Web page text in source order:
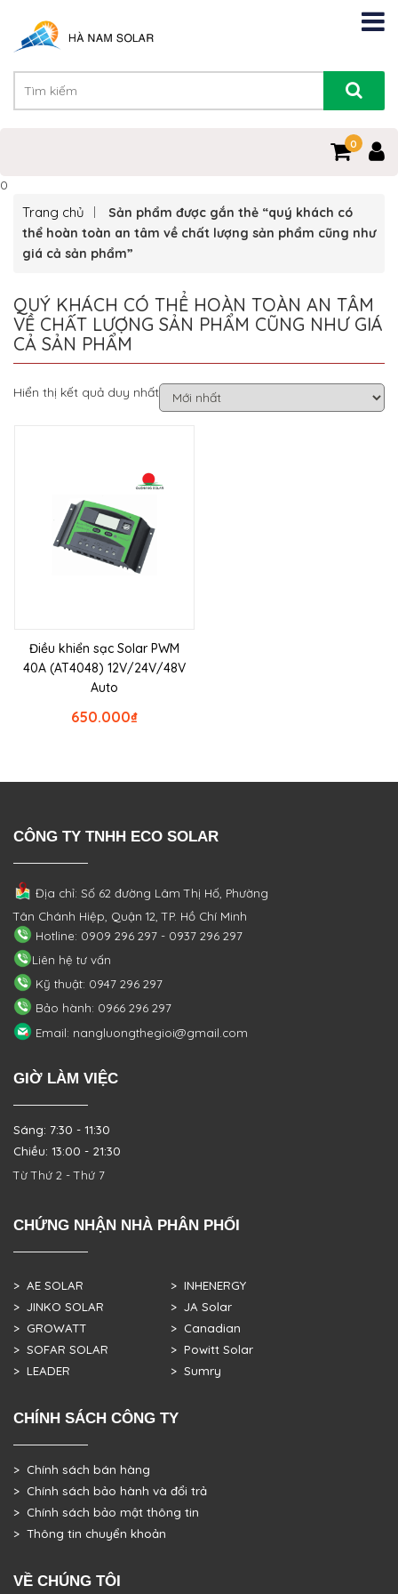
0
0
Trang chủ
Sản phẩm được gắn thẻ “quý khách có
thể hoàn toàn an tâm về chất lượng sản phẩm cũng như
giá cả sản phẩm”
QUÝ KHÁCH CÓ THỂ HOÀN TOÀN AN TÂM
VỀ CHẤT LƯỢNG SẢN PHẨM CŨNG NHƯ GIÁ
CẢ SẢN PHẨM
Hiển thị kết quả duy nhất
Điều khiển sạc Solar PWM
40A (AT4048) 12V/24V/48V
Auto
₫
650.000
CÔNG TY TNHH ECO SOLAR
Địa chỉ: Số 62 đường Lâm Thị Hố, Phường
Tân Chánh Hiệp, Quận 12, TP. Hồ Chí Minh
Hotline: 0909 296 297 - 0937 296 297
Liên hệ tư vấn
Kỹ thuật: 0947 296 297
Bảo hành: 0966 296 297
Email: nangluongthegioi@gmail.com
GIỜ LÀM VIỆC
Sáng: 7:30 - 11:30
Chiều: 13:00 - 21:30
Từ Thứ 2 - Thứ 7
CHỨNG NHẬN NHÀ PHÂN PHỐI
> AE SOLAR
> JINKO SOLAR
> GROWATT
> SOFAR SOLAR
> LEADER
> INHENERGY
> JA Solar
> Canadian
> Powitt Solar
> Sumry
CHÍNH SÁCH CÔNG TY
> Chính sách bán hàng
> Chính sách bảo hành và đổi trả
> Chính sách bảo mật thông tin
> Thông tin chuyển khoản
VỀ CHÚNG TÔI